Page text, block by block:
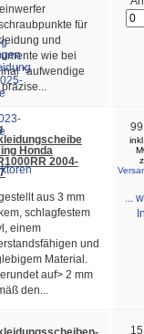
für
und
wie bei
*aufwendige
Honda
2004-
aus 3 mm
schlagfestem
einem
und
Material.
auf> 2 mm
den...
...